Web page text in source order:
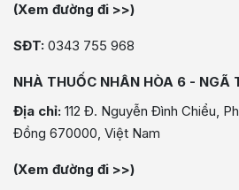
(Xem đường đi >>)
SĐT: 0343 755 968
NHÀ THUỐC NHÂN HÒA 6 - NGÃ
Địa chỉ: 112 Đ. Nguyễn Đình Chiểu,
Đồng 670000, Việt Nam
(Xem đường đi >>)